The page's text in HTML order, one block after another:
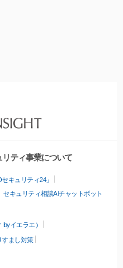
ティ事業について
キュリティ24」
セキュリティ相談AIチャットボット
イエラエ）
すまし対策